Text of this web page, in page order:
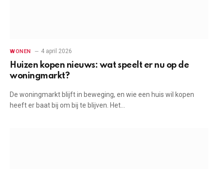
WONEN 4 april 2026
Huizen kopen nieuws: wat speelt er nu op de
woningmarkt?
De woningmarkt blijft in beweging, en wie een huis wil kopen
heeft er baat bij om bij te blijven. Het…